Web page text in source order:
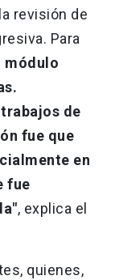
revisión de
Para
módulo
de
fue que
en
fue
, explica el
quienes,